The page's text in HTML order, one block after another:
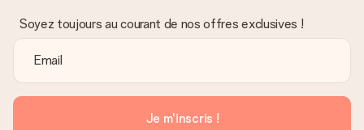
Soyez toujours au courant de nos offres exclusives !
Je m'inscris !